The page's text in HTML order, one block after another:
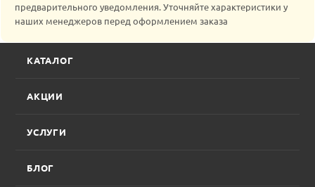
предварительного уведомления. Уточняйте характеристики у
наших менеджеров перед оформлением заказа
КАТАЛОГ
АКЦИИ
УСЛУГИ
БЛОГ